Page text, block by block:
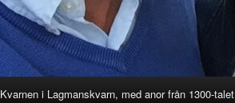
Kvarnen i Lagmanskvarn, med anor från 1300-talet